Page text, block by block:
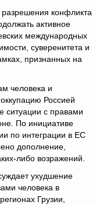
конфликта
активное
международных
суверенитета и
признанных на
человека и
Россией
ситуации с правами
По инициативе
по интеграции в ЕС
дополнение,
либо возражений.
ухудшение
человека в
Грузии,